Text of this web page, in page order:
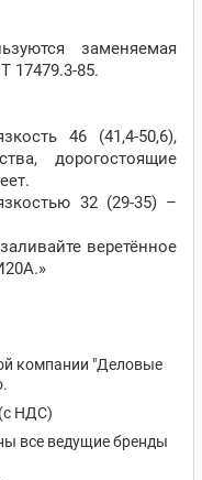
заменяемая
17479.3-85.
46 (41,4-50,6),
дорогостоящие
32 (29-35) –
веретённое
компании "Деловые
НДС)
все ведущие бренды